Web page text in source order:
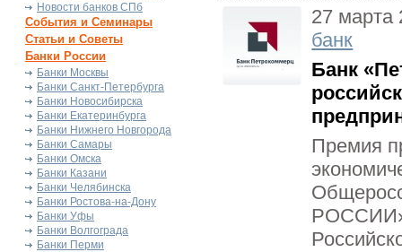
Новости банков СПб
События и Семинары
Статьи и Советы
Банки России
Банки Москвы
Банки Санкт-Петербурга
Банки Новосибирска
Банки Екатеринбурга
Банки Нижнего Новгорода
Банки Самары
Банки Омска
Банки Казани
Банки Челябинска
Банки Ростова-на-Дону
Банки Уфы
Банки Волгограда
Банки Перми
27 марта
банк
Банк
Премия